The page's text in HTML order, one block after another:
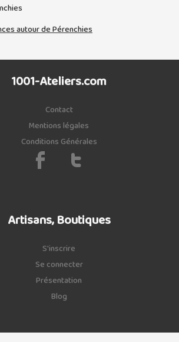
autour de Pérenchies
1001-Ateliers.com
Contact
Mentions légales
Conditions Générales
Artisans, Boutiques
S'inscrire
Se connecter
Présentation
Blog